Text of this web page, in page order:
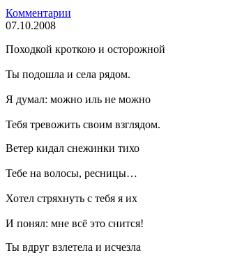
Комментарии
07.10.2008
Походкой кроткою и осторожной
Ты подошла и села рядом.
Я думал: можно иль не можно
Тебя тревожить своим взглядом.
Ветер кидал снежинки тихо
Тебе на волосы, ресницы…
Хотел стряхнуть с тебя я их
И понял: мне всё это снится!
Ты вдруг взлетела и исчезла